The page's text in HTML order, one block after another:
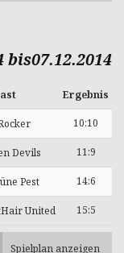
bis07.12.2014
Ergebnis
10:10
Devils 11:9
Pest 14:6
United 15:5
Spielplan anzeigen